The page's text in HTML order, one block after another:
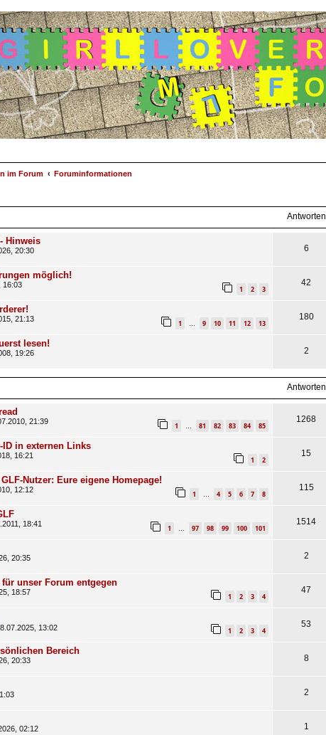
im Forum Foruminformationen
Antworten
Hinweis
20:30 6
möglich!
16:03 1 2 3
42
21:13 1 … 9 10 11 12 13
180
lesen!
19:26 2
Antworten
21:39 1 … 81 82 83 84 85
1268
ID in externen Links
16:21 1 2
15
Nutzer: Eure eigene Homepage!
12:12 1 … 4 5 6 7 8
115
18:41 1 … 97 98 99 100 101
1514
20:35 2
für unser Forum entgegen
18:57 1 2 3 4
47
13:02 1 2 3 4
53
Bereich
20:33 8
2
02:12 1